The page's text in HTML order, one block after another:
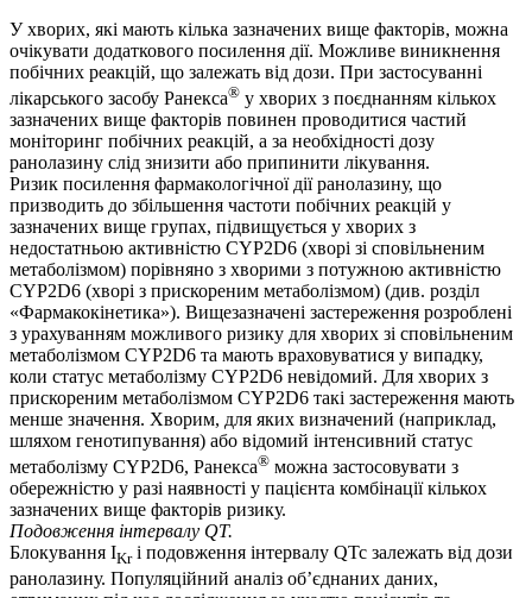
У хворих, які мають кілька зазначених вище факторів, можна
очікувати додаткового посилення дії. Можливе виникнення
побічних реакцій, що залежать від дози. При застосуванні
лікарського засобу Ранекса® у хворих з поєднанням кількох
зазначених вище факторів повинен проводитися частий
моніторинг побічних реакцій, а за необхідності дозу
ранолазину слід знизити або припинити лікування.
Ризик посилення фармакологічної дії ранолазину, що
призводить до збільшення частоти побічних реакцій у
зазначених вище групах, підвищується у хворих з
недостатньою активністю CYP2D6 (хворі зі сповільненим
метаболізмом) порівняно з хворими з потужною активністю
CYP2D6 (хворі з прискореним метаболізмом) (див. розділ
«Фармакокінетика»). Вищезазначені застереження розроблені
з урахуванням можливого ризику для хворих зі сповільненим
метаболізмом CYP2D6 та мають враховуватися у випадку,
коли статус метаболізму CYP2D6 невідомий. Для хворих з
прискореним метаболізмом CYP2D6 такі застереження мають
менше значення. Хворим, для яких визначений (наприклад,
шляхом генотипування) або відомий інтенсивний статус
метаболізму CYP2D6, Ранекса® можна застосовувати з
обережністю у разі наявності у пацієнта комбінації кількох
зазначених вище факторів ризику.
Подовження інтервалу QT.
Блокування IKrі подовження інтервалу QTc залежать від дози
ранолазину. Популяційний аналіз об’єднаних даних,